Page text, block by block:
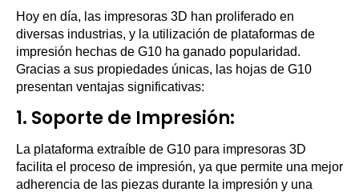
Hoy en día, las impresoras 3D han proliferado en
diversas industrias, y la utilización de plataformas de
impresión hechas de G10 ha ganado popularidad.
Gracias a sus propiedades únicas, las hojas de G10
presentan ventajas significativas:
1. Soporte de Impresión:
La plataforma extraíble de G10 para impresoras 3D
facilita el proceso de impresión, ya que permite una mejor
adherencia de las piezas durante la impresión y una